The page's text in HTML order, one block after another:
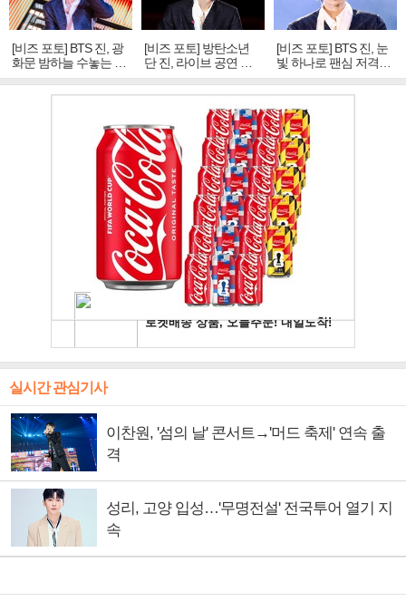
[비즈 포토] BTS 진, 광
화문 밤하늘 수놓는 '비
주얼 킹'의 열창
[비즈 포토] 방탄소년
단 진, 라이브 공연 중
빛나는 독보적 아우라
[비즈 포토] BTS 진, 눈
빛 하나로 팬심 저격…
독보적 카리스마
실시간 관심기사
이찬원, '섬의 날' 콘서트→'머드 축제' 연속 출
격
성리, 고양 입성…'무명전설' 전국투어 열기 지
속